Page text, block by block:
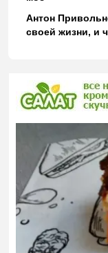
Антон
своей жизни, и